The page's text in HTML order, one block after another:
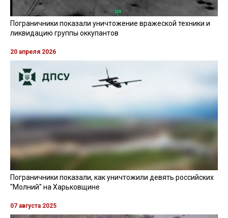
Пограничники показали уничтожение вражеской техники и
ликвидацию группы оккупантов
20 апреля 2026
Пограничники показали, как уничтожили девять российских
"Молний" на Харьковщине
07 августа 2025